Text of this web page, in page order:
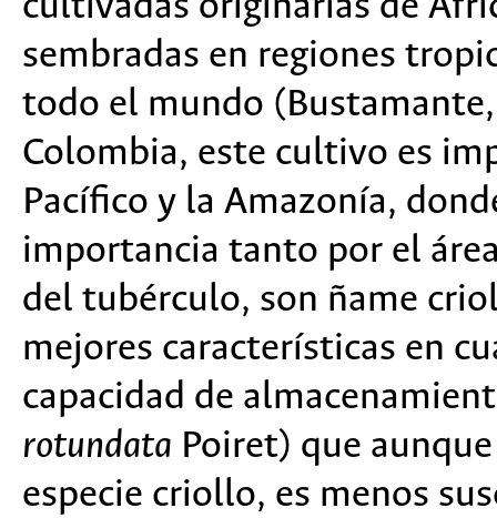
sembradas en regiones
todo el mundo
Colombia, este cultivo es
Pacífico y la Amazonía,
importancia tanto por el
del tubérculo, son ñame
mejores características en
capacidad de
rotundata Poiret) que
especie criollo, es menos